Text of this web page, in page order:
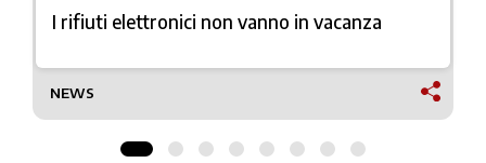
I rifiuti elettronici non vanno in vacanza
NEWS